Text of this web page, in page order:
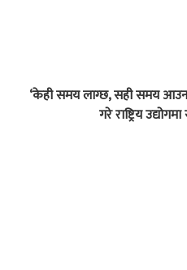
‘केही समय लाग्छ, सही समय
गरे राष्ट्रिय